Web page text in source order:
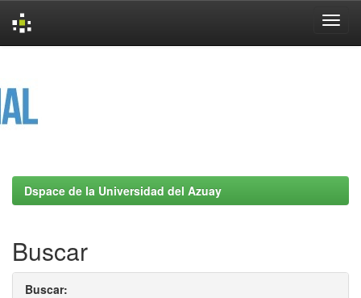
Dspace de la Universidad del Azuay
Buscar
Buscar: